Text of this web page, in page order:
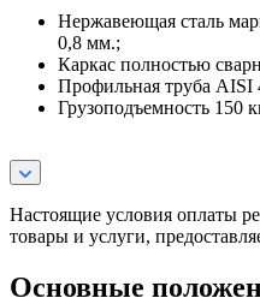
Нержавеющая сталь
0,8 мм.;
Каркас полностью
Профильная труба AISI
Грузоподъемность 150
Настоящие условия оплаты
товары и услуги,
Основные